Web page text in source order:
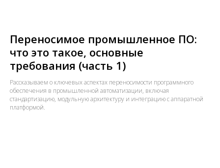
Переносимое промышленное ПО:
что это такое, основные
требования (часть 1)
Рассказываем о ключевых аспектах переносимости программного
обеспечения в промышленной автоматизации, включая
стандартизацию, модульную архитектуру и интеграцию с аппаратной
платформой.